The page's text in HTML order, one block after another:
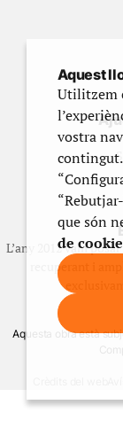
L’any 2012 vam
recuperant i
Aquesta obra està
Aquest
Utilitzem
vostra
contingut.
que són
de